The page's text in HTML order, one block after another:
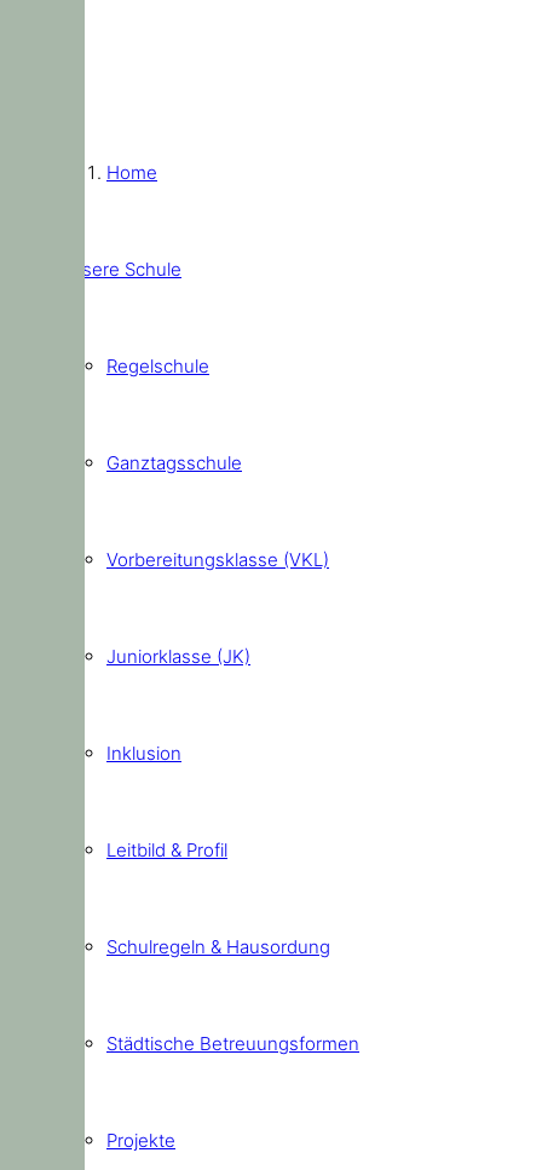
Home
Unsere Schule
Regelschule
Ganztagsschule
Vorbereitungsklasse (VKL)
Juniorklasse (JK)
Inklusion
Leitbild & Profil
Schulregeln & Hausordung
Städtische Betreuungsformen
Projekte